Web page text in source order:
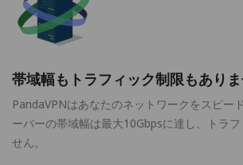
帯域幅もトラフィック制限もあり
PandaVPNはあなたのネットワークをスピー
ーバーの帯域幅は最大10Gbpsに達し、トラ
せん。